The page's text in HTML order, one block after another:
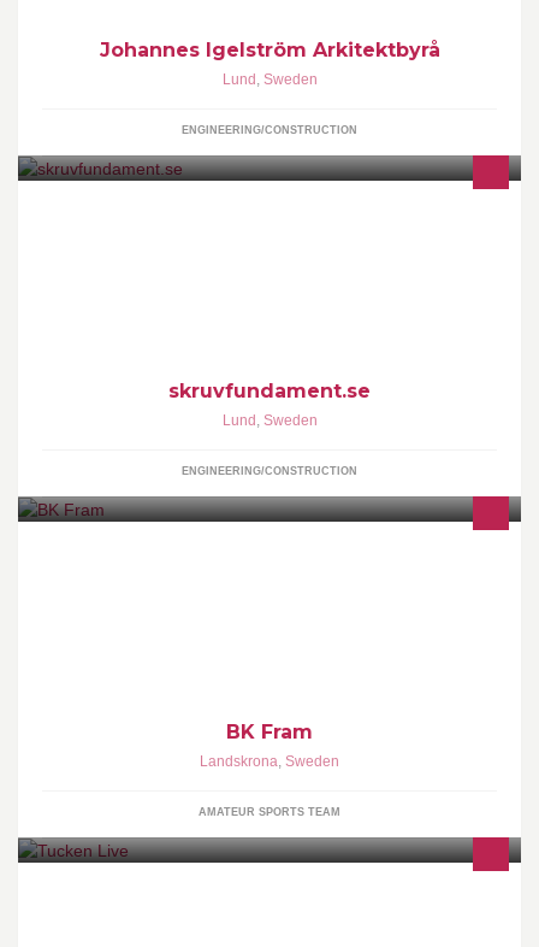
Johannes Igelström Arkitektbyrå
Lund , Sweden
ENGINEERING/CONSTRUCTION
skruvfundament.se
Lund , Sweden
ENGINEERING/CONSTRUCTION
BK Fram
Landskrona, Sweden
AMATEUR SPORTS TEAM